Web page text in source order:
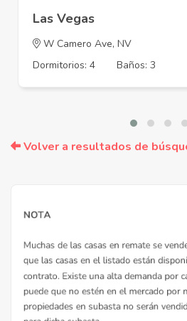
Las Vegas
W Camero Ave, NV
Dormitorios: 4
Baños: 3
Volver a resultados de